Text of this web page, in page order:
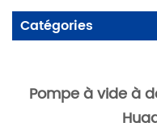
Catégories
Pompe à vide à